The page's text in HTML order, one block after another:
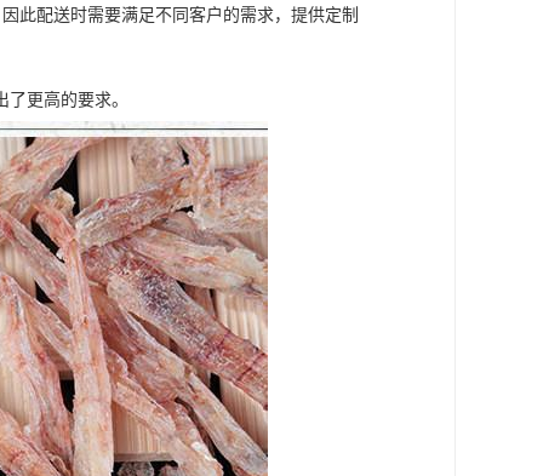
此配送时需要满足不同客户的需求，提供定制
更高的要求。